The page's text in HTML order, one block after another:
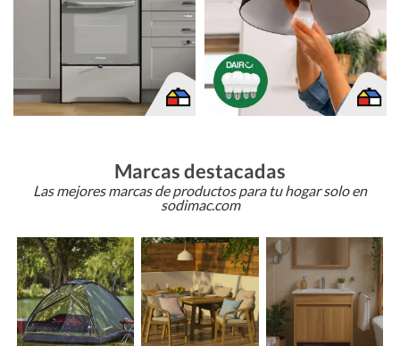
Marcas destacadas
Las mejores marcas de productos para tu hogar solo en
sodimac.com